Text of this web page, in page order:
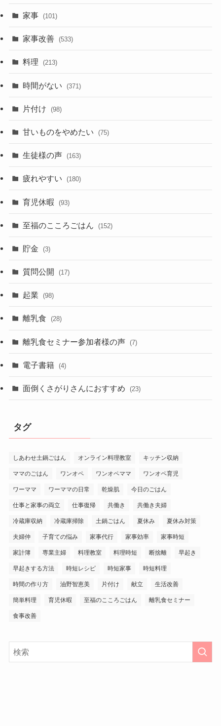
家事 (101)
家事改善 (533)
料理 (213)
時間がない (371)
片付け (98)
甘いものをやめたい (75)
生徒様の声 (163)
疲れやすい (180)
育児休暇 (93)
至福のこころごはん (152)
貯金 (3)
質問公開 (17)
起業 (98)
離乳食 (28)
離乳食セミナー参加者様の声 (7)
電子書籍 (4)
面倒くさがりさんにおすすめ (23)
タグ
しあわせ土鍋ごはん オンライン料理教室 キッチン収納
ママのごはん ワンオペ ワンオペママ ワンオペ育児
ワーママ ワーママの日常 乾燥肌 今日のごはん
仕事と家事の両立 仕事復帰 共働き 共働き夫婦
冷蔵庫収納 冷蔵庫掃除 土鍋ごはん 夏休み 夏休み対策
夫婦仲 子育ての悩み 家事代行 家事効率 家事時短
家計簿 専業主婦 料理教室 料理時短 断捨離 早起き
早起きする方法 時短レシピ 時短家事 時短料理
時間の作り方 油野智恵美 片付け 献立 生活改善
簡単料理 育児休暇 至福のこころごはん 離乳食セミナー
食事改善